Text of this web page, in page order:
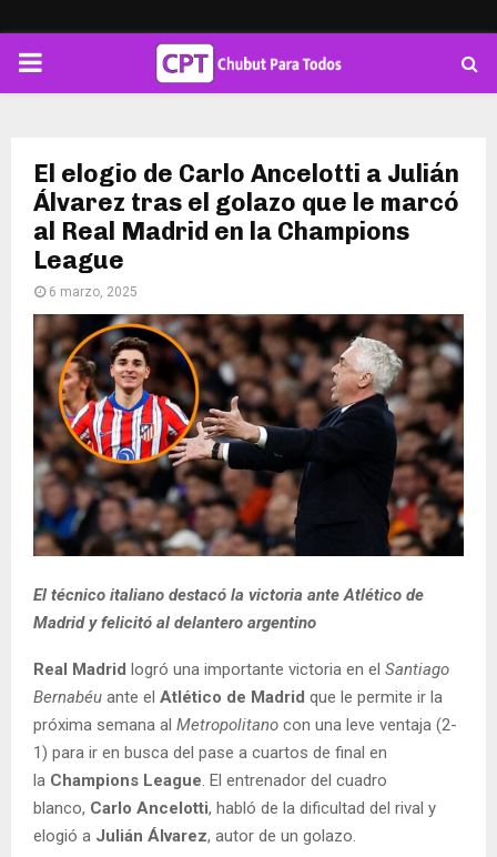
PRIMARY
El elogio de Carlo Ancelotti a Julián
Álvarez tras el golazo que le marcó
al Real Madrid en la Champions
League
6 marzo, 2025
El técnico italiano destacó la victoria ante Atlético de
Madrid y felicitó al delantero argentino
Real Madrid logró una importante victoria en el Santiago
Bernabéu ante el Atlético de Madrid que le permite ir la
próxima semana al Metropolitano con una leve ventaja (2-
1) para ir en busca del pase a cuartos de final en
la Champions League. El entrenador del cuadro
blanco, Carlo Ancelotti, habló de la dificultad del rival y
elogió a Julián Álvarez, autor de un golazo.